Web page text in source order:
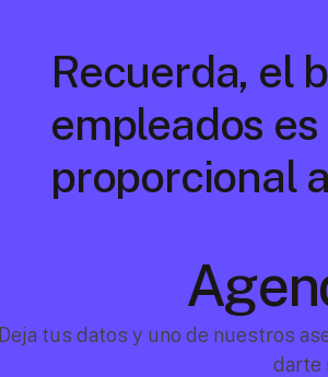
Recuerda, el
empleados
proporcional
Deja tus datos y uno de nuestros
darte